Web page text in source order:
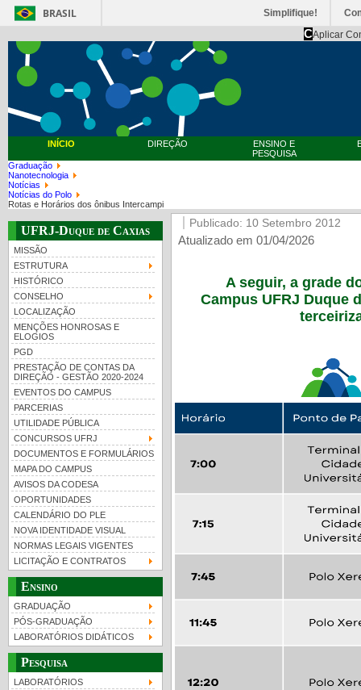
BRASIL Simplifique!
CAplicar
INÍCIO DIREÇÃO
ENSINO E
PESQUISA
Graduação
Nanotecnologia
Notícias
Notícias do Polo
Rotas e Horários dos ônibus Intercampi
UFRJ-Duque de Caxias
MISSÃO
ESTRUTURA
HISTÓRICO
CONSELHO
LOCALIZAÇÃO
MENÇÕES HONROSAS E
ELOGIOS
PGD
PRESTAÇÃO DE CONTAS DA
DIREÇÃO - GESTÃO 2020-2024
EVENTOS DO CAMPUS
PARCERIAS
UTILIDADE PÚBLICA
CONCURSOS UFRJ
DOCUMENTOS E FORMULÁRIOS
MAPA DO CAMPUS
AVISOS DA CODESA
OPORTUNIDADES
CALENDÁRIO DO PLE
NOVA IDENTIDADE VISUAL
NORMAS LEGAIS VIGENTES
LICITAÇÃO E CONTRATOS
Ensino
GRADUAÇÃO
PÓS-GRADUAÇÃO
LABORATÓRIOS DIDÁTICOS
Pesquisa
LABORATÓRIOS
Publicado: 10 Setembro 2012
Atualizado em 01/04/2026
A seguir, a grade
Campus UFRJ Duque
UFRJ 100 anos